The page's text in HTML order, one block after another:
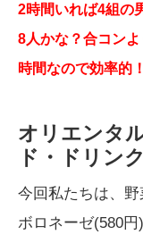
2時間いれば4組の
8人かな？合コン
時間なので効率的
オリエンタ
ド・ドリン
今回私たちは、野
ボロネーゼ(580